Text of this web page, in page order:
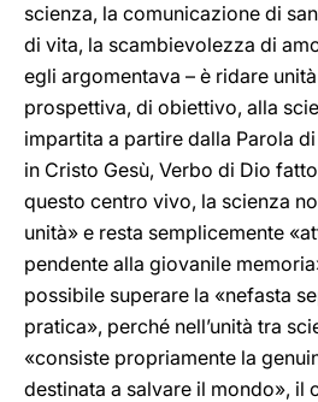
scienza, la comunicazione di
di vita, la scambievolezza di
egli argomentava – è ridare
prospettiva, di obiettivo, alla
impartita a partire dalla Parola
in Cristo Gesù, Verbo di Dio
questo centro vivo, la scienza
unità» e resta semplicemente
pendente alla giovanile
possibile superare la «nefasta
pratica», perché nell’unità tra
«consiste propriamente la
destinata a salvare il mondo», il